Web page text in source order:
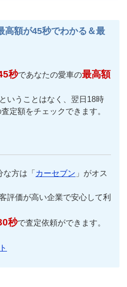
高額が45秒でわかる＆最
秒であなたの愛車の最高額
いうことはなく、翌日18時
定額をチェックできます。
方は「 カーセブン 」がオス
評価が高い企業で安心して利
秒で査定依頼ができます。